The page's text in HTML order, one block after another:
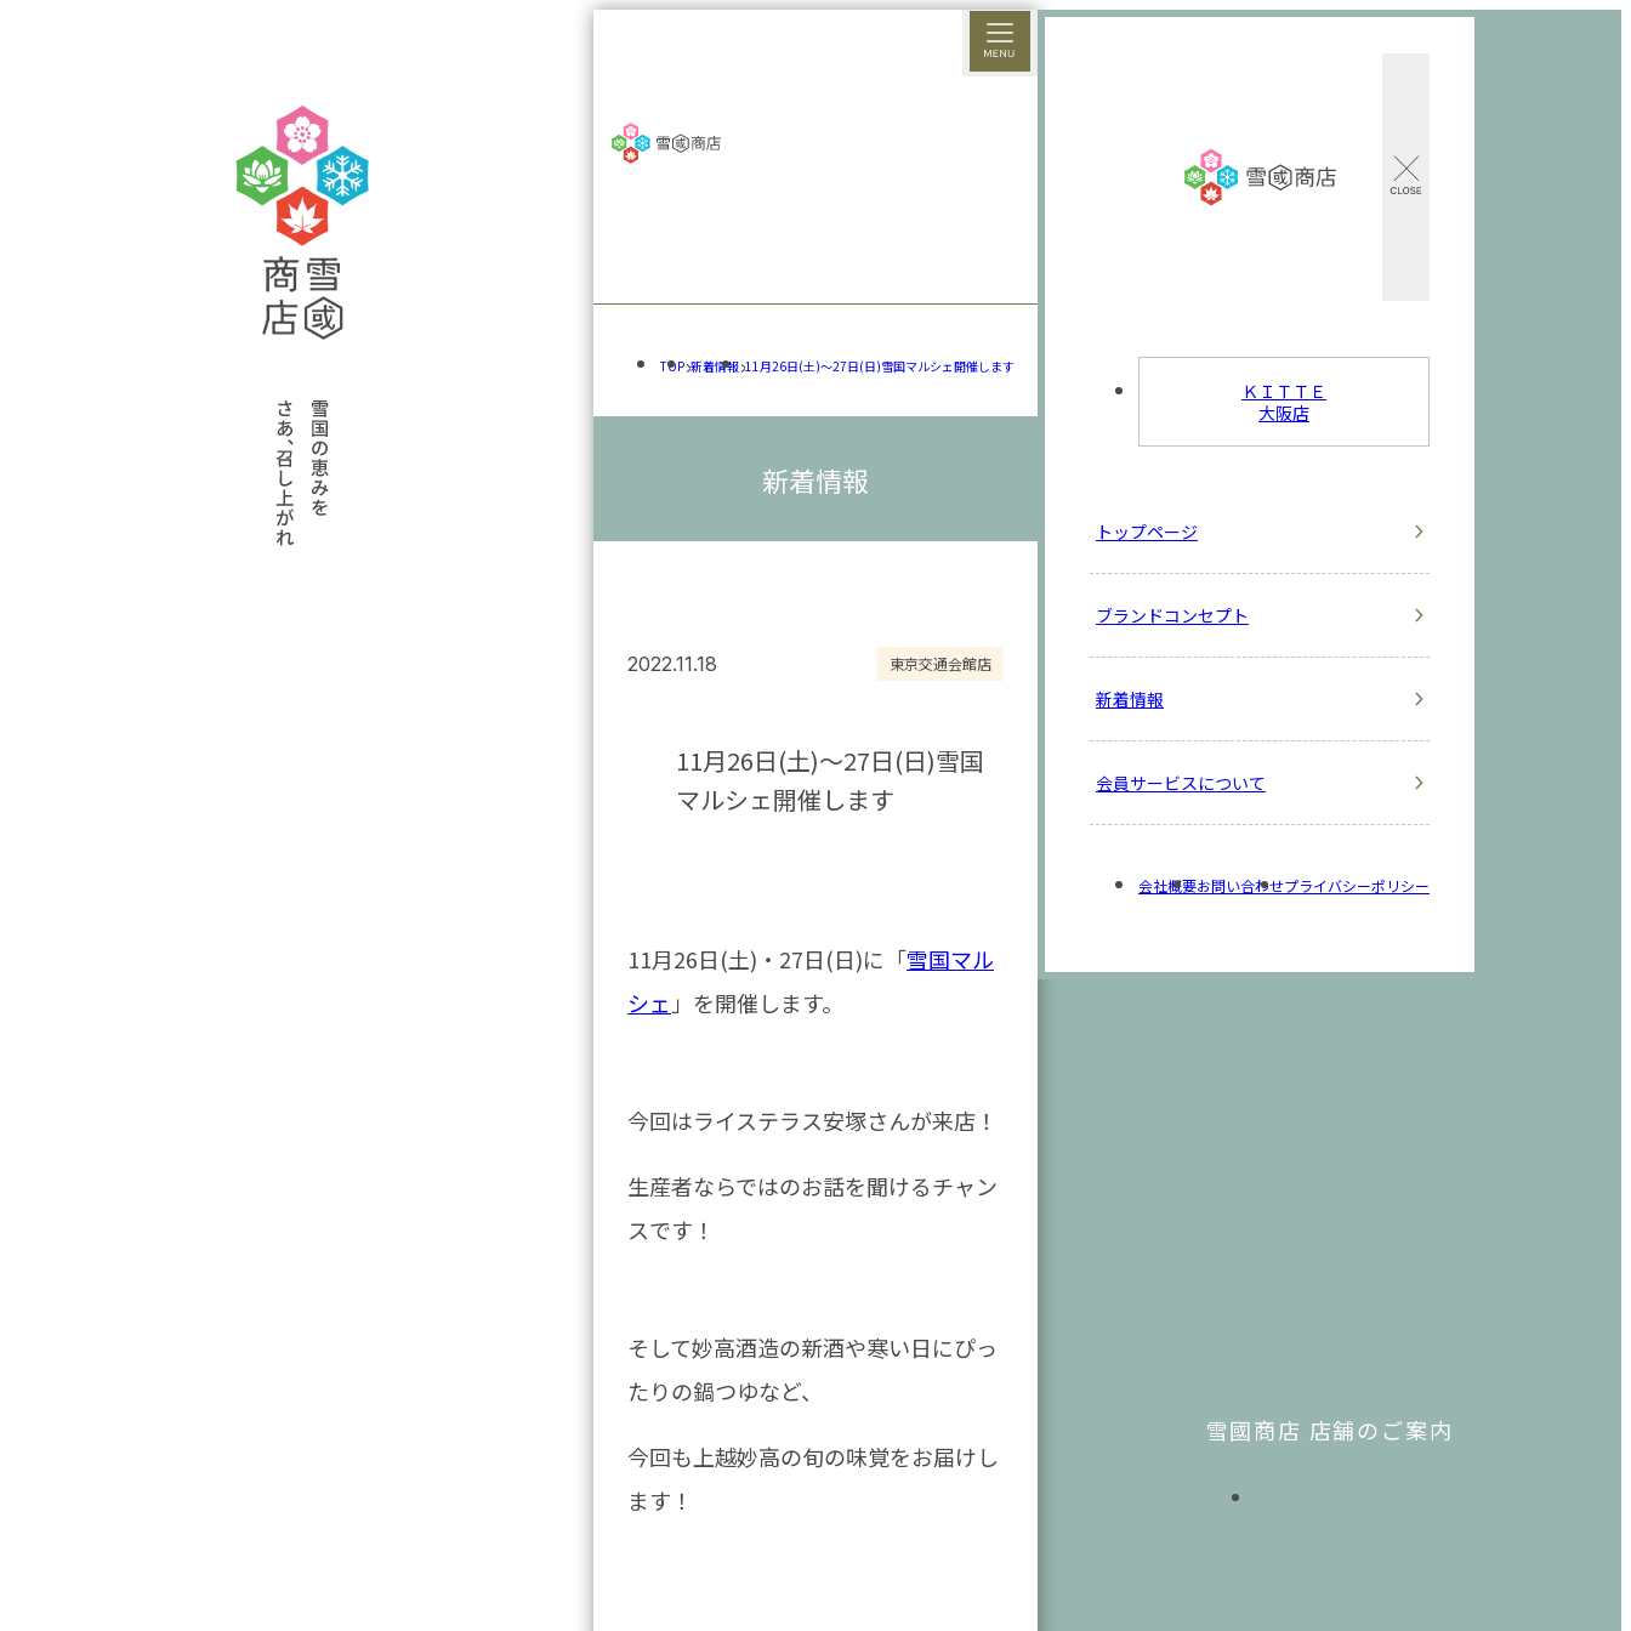
ＫＩＴＴＥ
大阪店
トップページ
ブランドコンセプト
新着情報
会員サービスについて
会社概要お問い合わせプライバシーポリシー
TOP 新着情報 11月26日(土)～27日(日)雪国マルシェ開催します
新着情報
2022.11.18 東京交通会館店
11月26日(土)～27日(日)雪国
マルシェ開催します
11月26日(土)・27日(日)に「雪国マル
シェ 」を開催します。
今回はライステラス安塚さんが来店！
生産者ならではのお話を聞けるチャン
スです！
そして妙高酒造の新酒や寒い日にぴっ
たりの鍋つゆなど、
今回も上越妙高の旬の味覚をお届けし
ます！
雪國商店 店舗のご案内